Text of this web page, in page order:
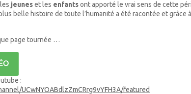
jeuneset les enfantsont apporté le vrai sens de cette
belle histoire de toute l’humanité a été racontée et grâce
page tournée …
:
UCwNYOABdlzZmCRrg9vYFH3A/featured